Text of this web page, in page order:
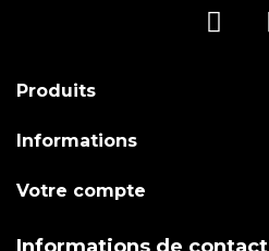
Produits
Informations
Votre compte